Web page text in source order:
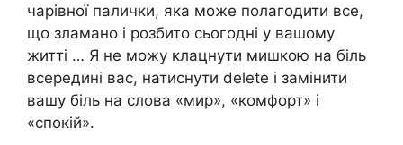
чарівної палички, яка може полагодити все,
що зламано і розбито сьогодні у вашому
житті … Я не можу клацнути мишкою на біль
всередині вас, натиснути delete і замінити
вашу біль на слова «мир», «комфорт» і
«спокій».